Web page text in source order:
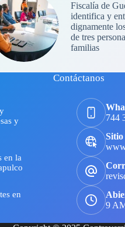
Fiscalía de
identifica y
dignamente
de tres
familias
y
en la
en
Contáctanos
744
Sitio
9